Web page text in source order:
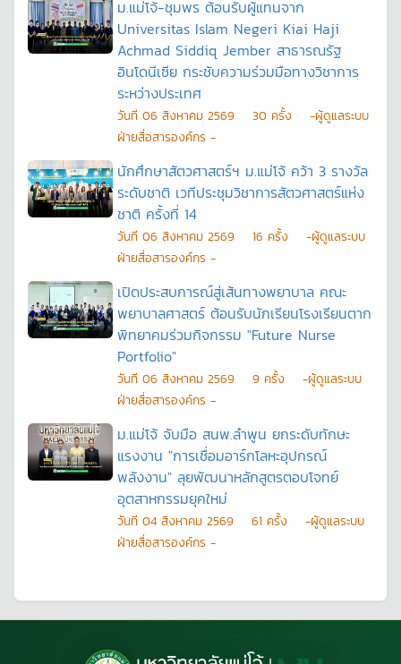
ม.แม่โจ้-ชุมพร ต้อนรับผู้แทนจาก
Universitas Islam Negeri Kiai Haji
Achmad Siddiq Jember สาธารณรัฐ
อินโดนีเซีย กระชับความร่วมมือทางวิชาการ
ระหว่างประเทศ
วันที 06 สิงหาคม 2569 30 ครั้ง
-ผู้ดูแลระบบ
ฝ่ายสื่อสารองค์กร -
นักศึกษาสัตวศาสตร์ฯ ม.แม่โจ้ คว้า 3 รางวัล
ระดับชาติ เวทีประชุมวิชาการสัตวศาสตร์แห่ง
ชาติ ครั้งที่ 14
วันที 06 สิงหาคม 2569 16 ครั้ง
-ผู้ดูแลระบบ
ฝ่ายสื่อสารองค์กร -
เปิดประสบการณ์สู่เส้นทางพยาบาล คณะ
พยาบาลศาสตร์ ต้อนรับนักเรียนโรงเรียนตาก
พิทยาคมร่วมกิจกรรม "Future Nurse
Portfolio"
วันที 06 สิงหาคม 2569 9 ครั้ง
-ผู้ดูแลระบบ
ฝ่ายสื่อสารองค์กร -
ม.แม่โจ้ จับมือ สนพ.ลำพูน ยกระดับทักษะ
แรงงาน "การเชื่อมอาร์กโลหะอุปกรณ์
พลังงาน" ลุยพัฒนาหลักสูตรตอบโจทย์
อุตสาหกรรมยุคใหม่
วันที 04 สิงหาคม 2569 61 ครั้ง
-ผู้ดูแลระบบ
ฝ่ายสื่อสารองค์กร -